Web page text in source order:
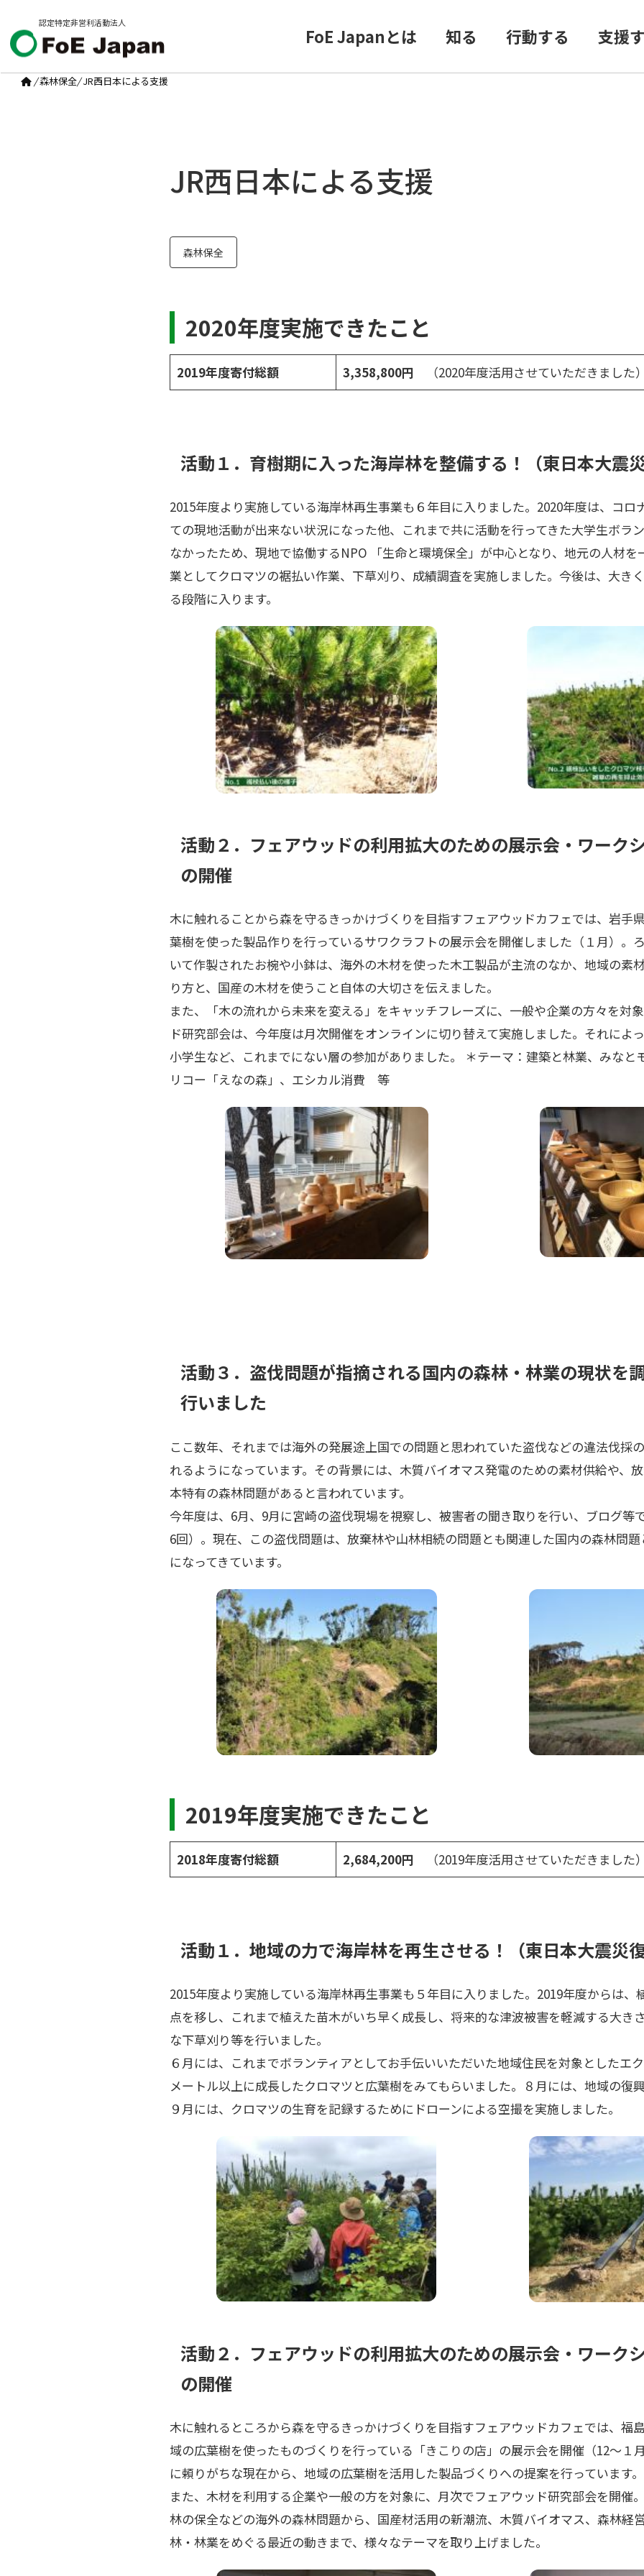
認定特定非営利活動法人
FoE Japanとは 知る 行動する 支援
/森林保全/ JR西日本による支援
JR西日本による支援
森林保全
2020年度実施できたこと
2019年度寄付総額 3,358,800円 （2020年度活用させていただきました
活動１．育樹期に入った海岸林を整備する！（東日本大震
2015年度より実施している海岸林再生事業も６年目に入りました。2020年度は、コロ
ての現地活動が出来ない状況になった他、これまで共に活動を行ってきた大学生ボラ
なかったため、現地で協働するNPO 「生命と環境保全」が中心となり、地元の人材
業としてクロマツの裾払い作業、下草刈り、成績調査を実施しました。今後は、大き
る段階に入ります。
活動２．フェアウッドの利用拡大のための展示会・ワーク
の開催
木に触れることから森を守るきっかけづくりを目指すフェアウッドカフェでは、岩手
葉樹を使った製品作りを行っているサワクラフトの展示会を開催しました（１月）。
いて作製されたお椀や小鉢は、海外の木材を使った木工製品が主流のなか、地域の素
り方と、国産の木材を使うこと自体の大切さを伝えました。
また、「木の流れから未来を変える」をキャッチフレーズに、一般や企業の方々を対
ド研究部会は、今年度は月次開催をオンラインに切り替えて実施しました。それによ
小学生など、これまでにない層の参加がありました。 ＊テーマ：建築と林業、みなと
リコー「えなの森」、エシカル消費 等
活動３．盗伐問題が指摘される国内の森林・林業の現状を
行いました
ここ数年、それまでは海外の発展途上国での問題と思われていた盗伐などの違法伐採
れるようになっています。その背景には、木質バイオマス発電のための素材供給や、
本特有の森林問題があると言われています。
今年度は、6月、9月に宮崎の盗伐現場を視察し、被害者の聞き取りを行い、ブログ等
6回）。現在、この盗伐問題は、放棄林や山林相続の問題とも関連した国内の森林問
になってきています。
2019年度実施できたこと
2018年度寄付総額 2,684,200円 （2019年度活用させていただきました
活動１．地域の力で海岸林を再生させる！（東日本大震災
2015年度より実施している海岸林再生事業も５年目に入りました。2019年度からは、
点を移し、これまで植えた苗木がいち早く成長し、将来的な津波被害を軽減する大き
な下草刈り等を行いました。
６月には、これまでボランティアとしてお手伝いいただいた地域住民を対象としたエ
メートル以上に成長したクロマツと広葉樹をみてもらいました。８月には、地域の復
９月には、クロマツの生育を記録するためにドローンによる空撮を実施しました。
活動２．フェアウッドの利用拡大のための展示会・ワーク
の開催
木に触れるところから森を守るきっかけづくりを目指すフェアウッドカフェでは、福
域の広葉樹を使ったものづくりを行っている「きこりの店」の展示会を開催（12～１
に頼りがちな現在から、地域の広葉樹を活用した製品づくりへの提案を行っています。
また、木材を利用する企業や一般の方を対象に、月次でフェアウッド研究部会を開催
林の保全などの海外の森林問題から、国産材活用の新潮流、木質バイオマス、森林経
林・林業をめぐる最近の動きまで、様々なテーマを取り上げました。